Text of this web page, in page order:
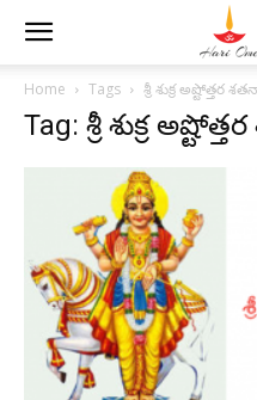
Home Tags శ్రీ శుక్ర అష్టోత్తర
Tag: శ్రీ శుక్ర